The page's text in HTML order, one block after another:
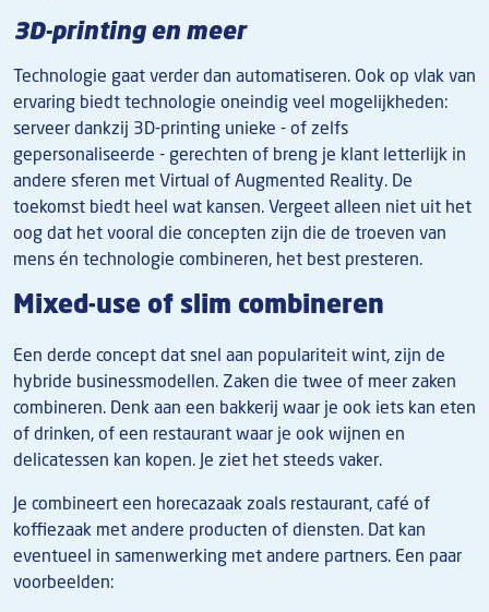
3D-printing en meer
Technologie gaat verder dan automatiseren. Ook op vlak van
ervaring biedt technologie oneindig veel mogelijkheden:
serveer dankzij 3D-printing unieke - of zelfs
gepersonaliseerde - gerechten of breng je klant letterlijk in
andere sferen met Virtual of Augmented Reality. De
toekomst biedt heel wat kansen. Vergeet alleen niet uit het
oog dat het vooral die concepten zijn die de troeven van
mens én technologie combineren, het best presteren.
Mixed-use of slim combineren
Een derde concept dat snel aan populariteit wint, zijn de
hybride businessmodellen. Zaken die twee of meer zaken
combineren. Denk aan een bakkerij waar je ook iets kan eten
of drinken, of een restaurant waar je ook wijnen en
delicatessen kan kopen. Je ziet het steeds vaker.
Je combineert een horecazaak zoals restaurant, café of
koffiezaak met andere producten of diensten. Dat kan
eventueel in samenwerking met andere partners. Een paar
voorbeelden: